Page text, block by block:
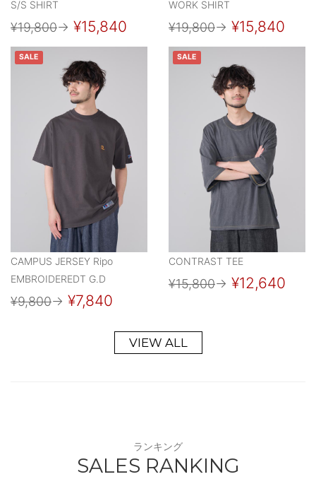
S/S SHIRT
¥19,800→ ¥15,840
WORK SHIRT
¥19,800→ ¥15,840
SALE
CAMPUS JERSEY Ripo
EMBROIDEREDT G.D
¥9,800→ ¥7,840
SALE
CONTRAST TEE
¥15,800→ ¥12,640
VIEW ALL
ランキング
SALES RANKING